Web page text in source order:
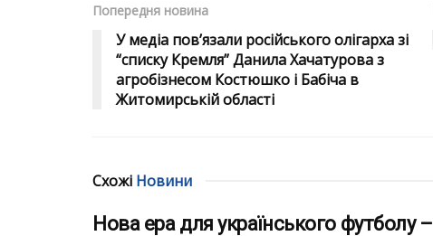
Попередня новина
У медіа повʼязали російського олігарха зі
“списку Кремля” Данила Хачатурова з
агробізнесом Костюшко і Бабіча в
Житомирській області
Схожі Новини
Нова ера для українського футболу –